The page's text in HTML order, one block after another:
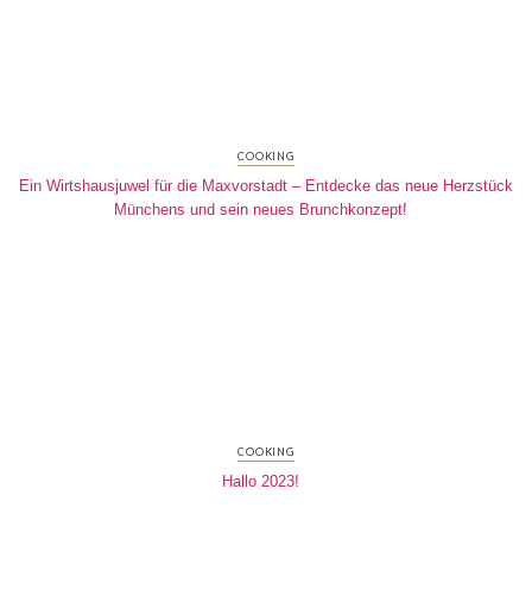
COOKING
Ein Wirtshausjuwel für die Maxvorstadt – Entdecke das neue Herzstück
Münchens und sein neues Brunchkonzept!
COOKING
Hallo 2023!